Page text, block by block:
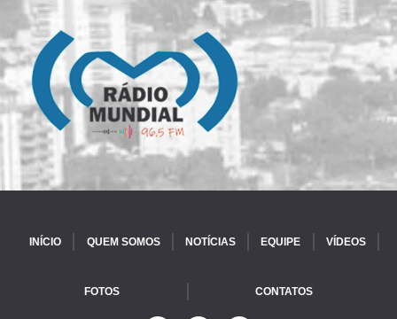
INÍCIO QUEM SOMOS NOTÍCIAS EQUIPE VÍDEOS
FOTOS CONTATOS